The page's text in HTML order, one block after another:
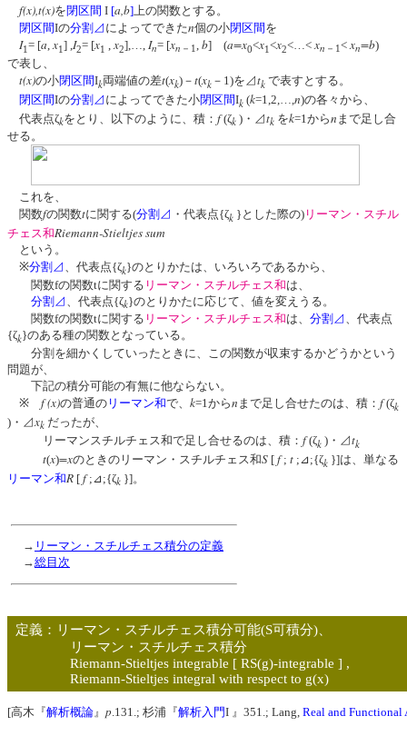
f(x),t(x)を閉区間 I [a,b] 上の関数とする。
閉区間Iの分割⊿ によってできたn個の小閉区間を
I1= [a x1] , I2= [x1 x2],…, In= [xn －1 b] (a=x0<x1<x2<…< xn －1 < xn=b)
で表し、
t(x)の小閉区間Ik両端値の差t(xk)－ t(xk －1)を⊿tk で表すとする。
閉区間Iの分割⊿ によってできた小閉区間Ik (k=1,2,…, n)の各々から、
代表点ζkをとり、以下のように、積： f(ζk )・⊿tk をk=1からn まで足し合
せる。
これを、
関数fの関数tに関する(分割⊿ ・代表点{ζk }とした際の) リーマン・スチル
チェス和Riemann-Stieltjes sum
という。
※分割⊿ 、代表点{ζk}のとりかたは、いろいろであるから、
関数fの関数tに関する リーマン・スチルチェス和は、
分割⊿
、代表点{ζk}のとりかたに応じて、値を変えうる。
関数fの関数tに関する リーマン・スチルチェス和は、 分割⊿ 、代表点
{ζk}のある種の関数となっている。
分割を細かくしていったときに、この関数が収束するかどうかという
問題が、
下記の積分可能の有無に他ならない。
※ f (x)の普通の リーマン和で、 k=1からn まで足し合せたのは、積： f(ζk
)・⊿ xk だったが、
リーマンスチルチェス和で足し合せるのは、積： f(ζk )・⊿tk
t(x)=xのときのリーマン・スチルチェス和S [ f; t ;⊿;{ζk }]は、単なる
リーマン和R [ f;⊿;{ζk }]。
→ リーマン・スチルチェス積分の定義
→総目次
定義：リーマン・スチルチェス積分可能(S可積分)、
リーマン・スチルチェス積分
Riemann-Stieltjes integrable [ RS(g)-integrable ] ,
Riemann-Stieltjes integral with respect to g(x)
[高木『解析概論』 p.131.; 杉浦『解析入門I 』351.; Lang, Real and Functional